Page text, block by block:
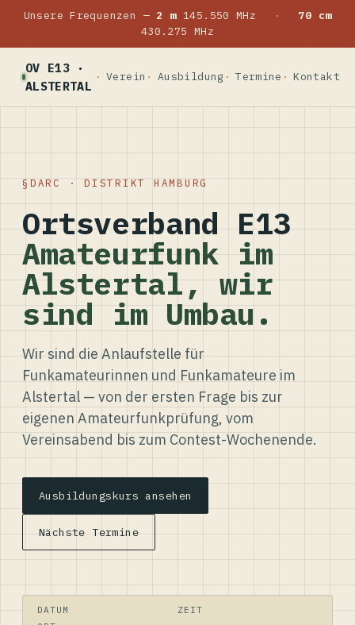
Unsere Frequenzen — 2 m145.550 MHz ·
70 cm
430.275 MHz
OV E13 ·
ALSTERTAL
Verein Ausbildung Termine Kontakt
DARC · DISTRIKT HAMBURG
Ortsverband E13
Amateurfunk im
Alstertal, wir
sind im Umbau.
Wir sind die Anlaufstelle für
Funkamateurinnen und Funkamateure im
Alstertal — von der ersten Frage bis zur
eigenen Amateurfunkprüfung, vom
Vereinsabend bis zum Contest-Wochenende.
Ausbildungskurs ansehen
Nächste Termine
DATUM
ZEIT